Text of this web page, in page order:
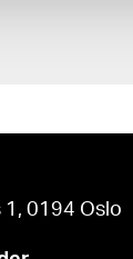
1, 0194 Oslo